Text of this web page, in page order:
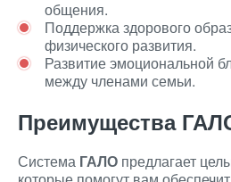
общения.
Поддержка здорового
физического развития.
Развитие эмоциональной
между членами семьи.
Преимущества
Система ГАЛО предлагает